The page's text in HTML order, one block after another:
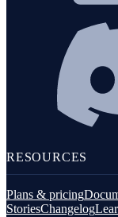
RESOURCES
Plans & pricing
StoriesChangelog